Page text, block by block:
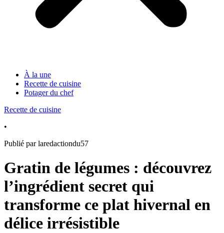
À la une
Recette de cuisine
Potager du chef
Recette de cuisine
•
Publié par laredactiondu57
Gratin de légumes : découvrez
l’ingrédient secret qui
transforme ce plat hivernal en
délice irrésistible